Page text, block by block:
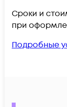
Сроки и
при
Подробные